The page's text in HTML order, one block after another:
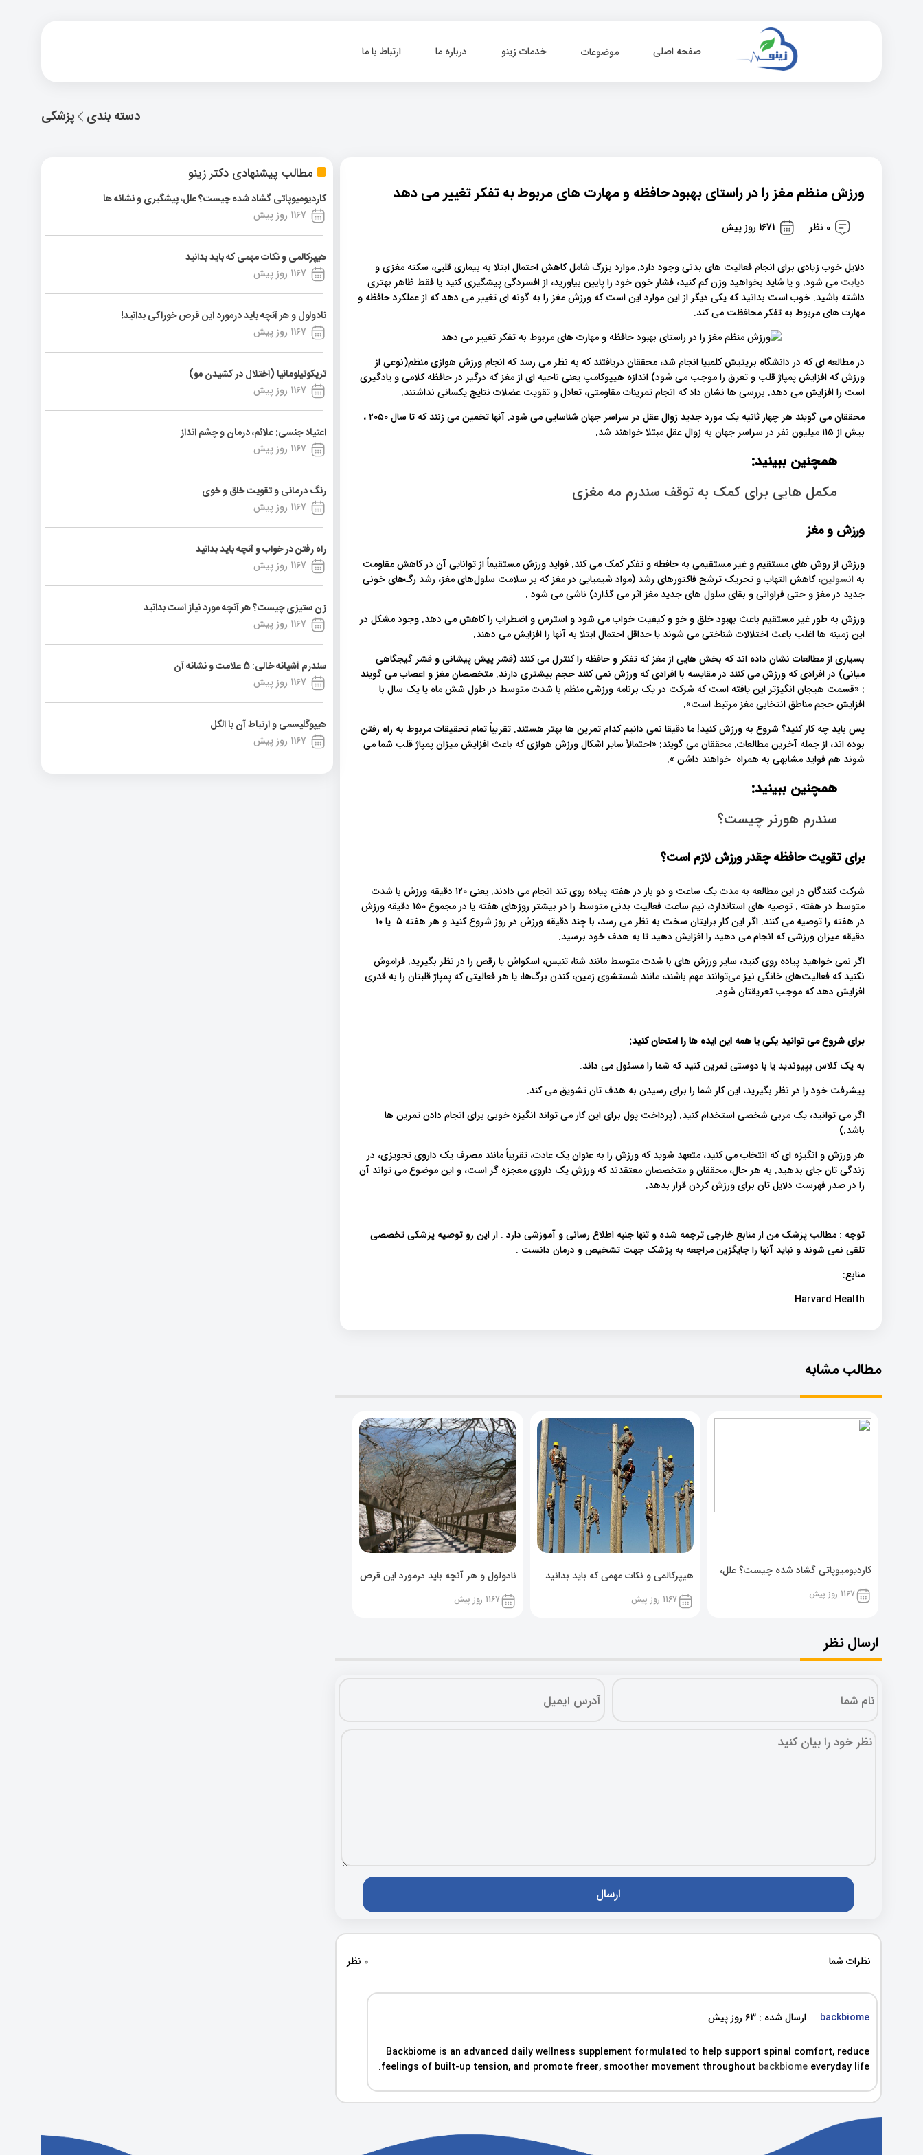
صفحه اصلی موضوعات خدمات زینو درباره ما ارتباط با ما
پزشکی دسته بندی
مطالب پیشنهادی دکتر زینو
کاردیومیوپاتی گشاد شده چیست؟ علل، پیشگیری و نشانه ها
1167 روز پیش
هیپرکالمی و نکات مهمی که باید بدانید
1167 روز پیش
نادولول و هر آنچه باید درمورد این قرص خوراکی بدانید!
1167 روز پیش
تریکوتیلومانیا (اختلال در کشیدن مو)
1167 روز پیش
اعتیاد جنسی: علائم، درمان و چشم انداز
1167 روز پیش
رنگ درمانی و تقویت خلق و خوی
1167 روز پیش
راه رفتن در خواب و آنچه باید بدانید
1167 روز پیش
زن ستیزی چیست؟ هر آنچه مورد نیاز است بدانید
1167 روز پیش
سندرم آشیانه خالی: 5 علامت و نشانه آن
1167 روز پیش
هیپوگلیسمی و ارتباط آن با الکل
1167 روز پیش
ورزش منظم مغز را در راستای بهبود حافظه و مهارت های مربوط به تفکر تغییر می دهد
0 نظر 1671 روز پیش
دلایل خوب زیادی برای انجام فعالیت های بدنی وجود دارد. موارد بزرگ شامل کاهش احتمال ابتلا به بیماری قلبی، سکته مغزی و
دیابت می شود. و یا شاید بخواهید وزن کم کنید، فشار خون خود را پایین بیاورید، از افسردگی پیشگیری کنید یا فقط ظاهر بهتری
داشته باشید. خوب است بدانید که یکی دیگر از این موارد این است که ورزش مغز را به گونه ای تغییر می دهد که از عملکرد حافظه و
مهارت های مربوط به تفکر محافظت می کند.
در مطالعه ای که در دانشگاه بریتیش کلمبیا انجام شد، محققان دریافتند که به نظر می رسد که انجام ورزش هوازی منظم(نوعی از
ورزش که افزایش پمپاژ قلب و تعرق را موجب می شود) اندازه هیپوکامپ یعنی ناحیه ای از مغز که درگیر در حافظه کلامی و یادگیری
است را افزایش می دهد. بررسی ها نشان داد که انجام تمرینات مقاومتی، تعادل و تقویت عضلات نتایج یکسانی نداشتند.
محققان می گویند هر چهار ثانیه یک مورد جدید زوال عقل در سراسر جهان شناسایی می شود. آنها تخمین می زنند که تا سال ۲۰۵۰ ،
بیش از ۱۱۵ میلیون نفر در سراسر جهان به زوال عقل مبتلا خواهند شد.
همچنین ببینید:
مکمل هایی برای کمک به توقف سندرم مه مغزی
ورزش و مغز
ورزش از روش های مستقیم و غیر مستقیمی به حافظه و تفکر کمک می کند. فواید ورزش مستقیماً از توانایی آن در کاهش مقاومت
به انسولین، کاهش التهاب و تحریک ترشح فاکتورهای رشد (مواد شیمیایی در مغز که بر سلامت سلول‌های مغز، رشد رگ‌های خونی
جدید در مغز و حتی فراوانی و بقای سلول های جدید مغز اثر می گذارد) ناشی می شود .
ورزش به طور غیر مستقیم باعث بهبود خلق و خو و کیفیت خواب می شود و استرس و اضطراب را کاهش می دهد. وجود مشکل در
این زمینه ها اغلب باعث اختلالات شناختی می شوند یا حداقل احتمال ابتلا به آنها را افزایش می دهند.
بسیاری از مطالعات نشان داده اند که بخش هایی از مغز که تفکر و حافظه را کنترل می کنند (قشر پیش پیشانی و قشر گیجگاهی
میانی) در افرادی که ورزش می کنند در مقایسه با افرادی که ورزش نمی کنند حجم بیشتری دارند. متخصصان مغز و اعصاب می گویند
: «قسمت هیجان انگیزتر این یافته است که شرکت در یک برنامه ورزشی منظم با شدت متوسط ​​در طول شش ماه یا یک سال با
افزایش حجم مناطق انتخابی مغز مرتبط است».
پس باید چه کار کنید؟ شروع به ورزش کنید! ما دقیقا نمی دانیم کدام تمرین ها بهتر هستند. تقریباً تمام تحقیقات مربوط به راه رفتن
بوده اند، از جمله آخرین مطالعات. محققان می گویند: «احتمالاً سایر اشکال ورزش هوازی که باعث افزایش میزان پمپاژ قلب شما می
شوند هم فواید مشابهی به همراه خواهند داشن ».
همچنین ببینید:
سندرم هورنر چیست؟
برای تقویت حافظه چقدر ورزش لازم است؟
شرکت کنندگان در این مطالعه به مدت یک ساعت و دو بار در هفته پیاده روی تند انجام می دادند. یعنی ۱۲۰ دقیقه ورزش با شدت
متوسط ​​در هفته . توصیه های استاندارد، نیم ساعت فعالیت بدنی متوسط ​​را در بیشتر روزهای هفته یا در مجموع ۱۵۰ دقیقه ورزش
در هفته را توصیه می کنند. اگر این کار برایتان سخت به نظر می رسد، با چند دقیقه ورزش در روز شروع کنید و هر هفته ۵ یا ۱۰
دقیقه میزان ورزشی که انجام می دهید را افزایش دهید تا به هدف خود برسید.
اگر نمی خواهید پیاده روی کنید، سایر ورزش های با شدت متوسط ​​مانند شنا، تنیس، اسکواش یا رقص را در نظر بگیرید. فراموش
نکنید که فعالیت‌های خانگی نیز می‌توانند مهم باشند، مانند شستشوی زمین، کندن برگ‌ها، یا هر فعالیتی که پمپاژ قلبتان را به قدری
افزایش دهد که موجب تعریقتان شود.
برای شروع می توانید یکی یا همه این ایده ها را امتحان کنید:
به یک کلاس بپیوندید یا با دوستی تمرین کنید که شما را مسئول می داند.
پیشرفت خود را در نظر بگیرید، این کار شما را برای رسیدن به هدف تان تشویق می کند.
اگر می توانید، یک مربی شخصی استخدام کنید. (پرداخت پول برای این کار می تواند انگیزه خوبی برای انجام دادن تمرین ها
باشد.)
هر ورزش و انگیزه ای که انتخاب می کنید، متعهد شوید که ورزش را به عنوان یک عادت، تقریباً مانند مصرف یک داروی تجویزی، در
زندگی تان جای بدهید. به هر حال، محققان و متخصصان معتقدند که ورزش یک داروی معجزه گر است، و این موضوع می تواند آن
را در صدر فهرست دلایل تان برای ورزش کردن قرار بدهد.
توجه : مطالب پزشک من از منابع خارجی ترجمه شده و تنها جنبه اطلاع رسانی و آموزشی دارد . از این رو توصیه پزشکی تخصصی
تلقی نمی شوند و نباید آنها را جایگزین مراجعه به پزشک جهت تشخیص و درمان دانست .
منابع:
Harvard Health
مطالب مشابه
کاردیومیوپاتی گشاد شده چیست؟ علل،
پیشگیری و نشانه ها
1167 روز پیش
هیپرکالمی و نکات مهمی که باید بدانید
1167 روز پیش
نادولول و هر آنچه باید درمورد این قرص
خوراکی بدانید!
1167 روز پیش
ارسال نظر
نظرات شما 0 نظر
backbiome ارسال شده : 63 روز پیش
Backbiome is an advanced daily wellness supplement formulated to help support spinal comfort, reduce
feelings of built-up tension, and promote freer, smoother movement throughout backbiome everyday life.